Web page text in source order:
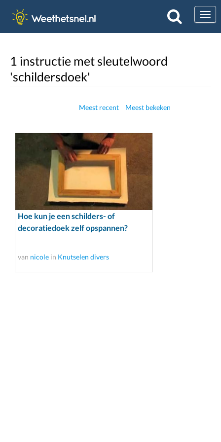
1 instructie met sleutelwoord
'schildersdoek'
Meest recent Meest bekeken
Hoe kun je een schilders- of
decoratiedoek zelf opspannen?
van nicole in Knutselen divers